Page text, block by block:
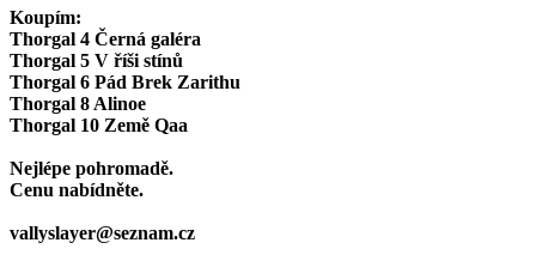
Koupím:
Thorgal 4 Černá galéra
Thorgal 5 V říši stínů
Thorgal 6 Pád Brek Zarithu
Thorgal 8 Alinoe
Thorgal 10 Země Qaa
Nejlépe pohromadě.
Cenu nabídněte.
vallyslayer@seznam.cz